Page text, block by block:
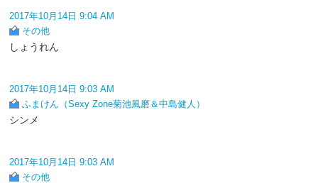
2017年10月14日 9:04 AM
その他
しょうれん
2017年10月14日 9:03 AM
ふまけん（Sexy Zone菊池風磨＆中島健人）
シンメ
2017年10月14日 9:03 AM
その他